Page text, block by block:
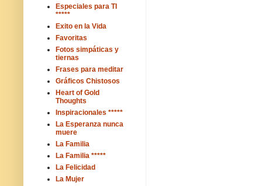
Especiales para TI
*****
Exito en la Vida
Favoritas
Fotos simpáticas y
tiernas
Frases para meditar
Gráficos Chistosos
Heart of Gold
Thoughts
Inspiracionales *****
La Esperanza nunca
muere
La Familia
La Familia *****
La Felicidad
La Mujer